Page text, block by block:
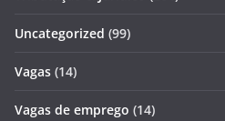
Uncategorized (99)
Vagas (14)
Vagas de emprego (14)